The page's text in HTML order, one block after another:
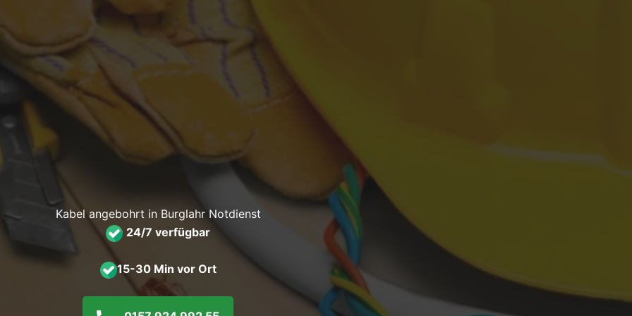
Kabel angebohrt in Burglahr Notdienst
24/7 verfügbar
15-30 Min vor Ort